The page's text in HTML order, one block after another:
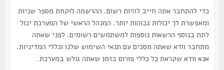
כדי להתחבר אתה חייב להיות רשום. ההרשמה לוקחת מספר שניות
ומאפשרת לך יכולות גבוהות יותר. המנהל הראשי של המערכת יכול
לתת בנוסף הרשאות נוספות למשתמשים רשומים. לפני שאתה
מתחבר וודא שאתה מסכים עם תנאי השימוש שלנו וכללי המדיניות.
אנא וודא שקראת כל כללי פורום בזמן שאתה גולש במערכת.